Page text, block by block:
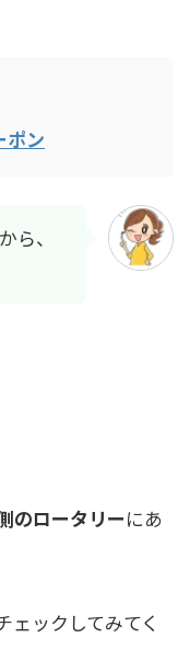
ポン
ら、
のロータリーにあ
ェックしてみてく